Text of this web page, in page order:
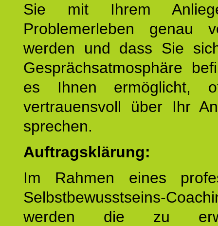
Sie mit Ihrem
Problemerleben genau
werden und dass Sie
Gesprächsatmosphäre
es Ihnen ermöglicht,
vertrauensvoll über Ihr
sprechen.
Auftragsklärung:
Im Rahmen eines
Selbstbewusstseins-
werden die zu